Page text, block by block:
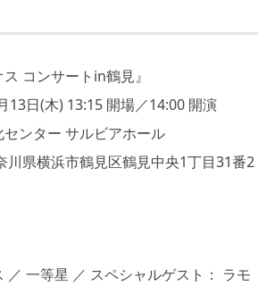
コンサートin鶴見』
13日(木) 13:15 開場／14:00 開演
ンター サルビアホール
川県横浜市鶴見区鶴見中央1丁目31番2
／ 一等星 ／ スペシャルゲスト： ラモ